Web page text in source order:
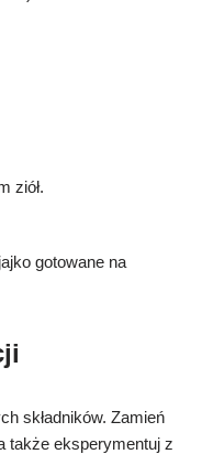
ziół.
gotowane na
składników. Zamień
także eksperymentuj z